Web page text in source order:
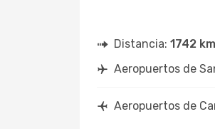
Distancia: 1742
Aeropuertos de
Aeropuertos de